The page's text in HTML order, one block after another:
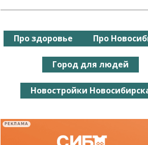
Про здоровье Про
Город для людей
Новостройки
РЕКЛАМА